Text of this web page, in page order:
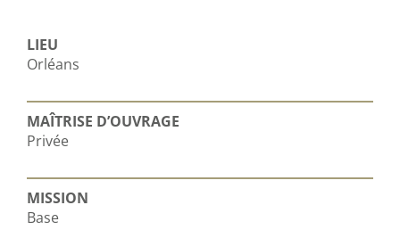
LIEU
Orléans
MAÎTRISE D’OUVRAGE
Privée
MISSION
Base